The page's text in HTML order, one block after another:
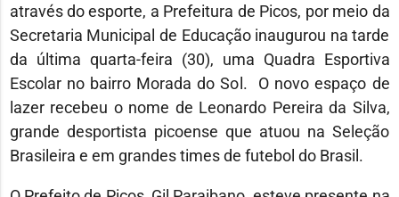
através do esporte, a Prefeitura de Picos, por meio da
Secretaria Municipal de Educação inaugurou na tarde
da última quarta-feira (30), uma Quadra Esportiva
Escolar no bairro Morada do Sol. O novo espaço de
lazer recebeu o nome de Leonardo Pereira da Silva,
grande desportista picoense que atuou na Seleção
Brasileira e em grandes times de futebol do Brasil.